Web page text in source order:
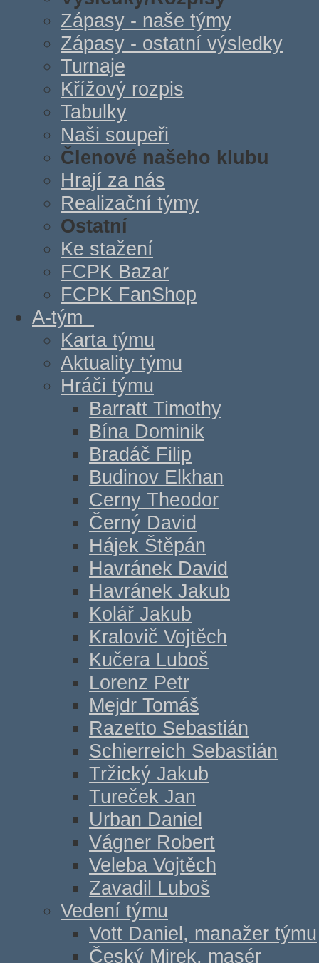
Zápasy - naše týmy
Zápasy - ostatní výsledky
Turnaje
Křížový rozpis
Tabulky
Naši soupeři
Členové našeho klubu
Hrají za nás
Realizační týmy
Ostatní
Ke stažení
FCPK Bazar
FCPK FanShop
A-tým
Karta týmu
Aktuality týmu
Hráči týmu
Barratt Timothy
Bína Dominik
Bradáč Filip
Budinov Elkhan
Cerny Theodor
Černý David
Hájek Štěpán
Havránek David
Havránek Jakub
Kolář Jakub
Kralovič Vojtěch
Kučera Luboš
Lorenz Petr
Mejdr Tomáš
Razetto Sebastián
Schierreich Sebastián
Tržický Jakub
Tureček Jan
Urban Daniel
Vágner Robert
Veleba Vojtěch
Zavadil Luboš
Vedení týmu
Vott Daniel, manažer týmu
Český Mirek, masér